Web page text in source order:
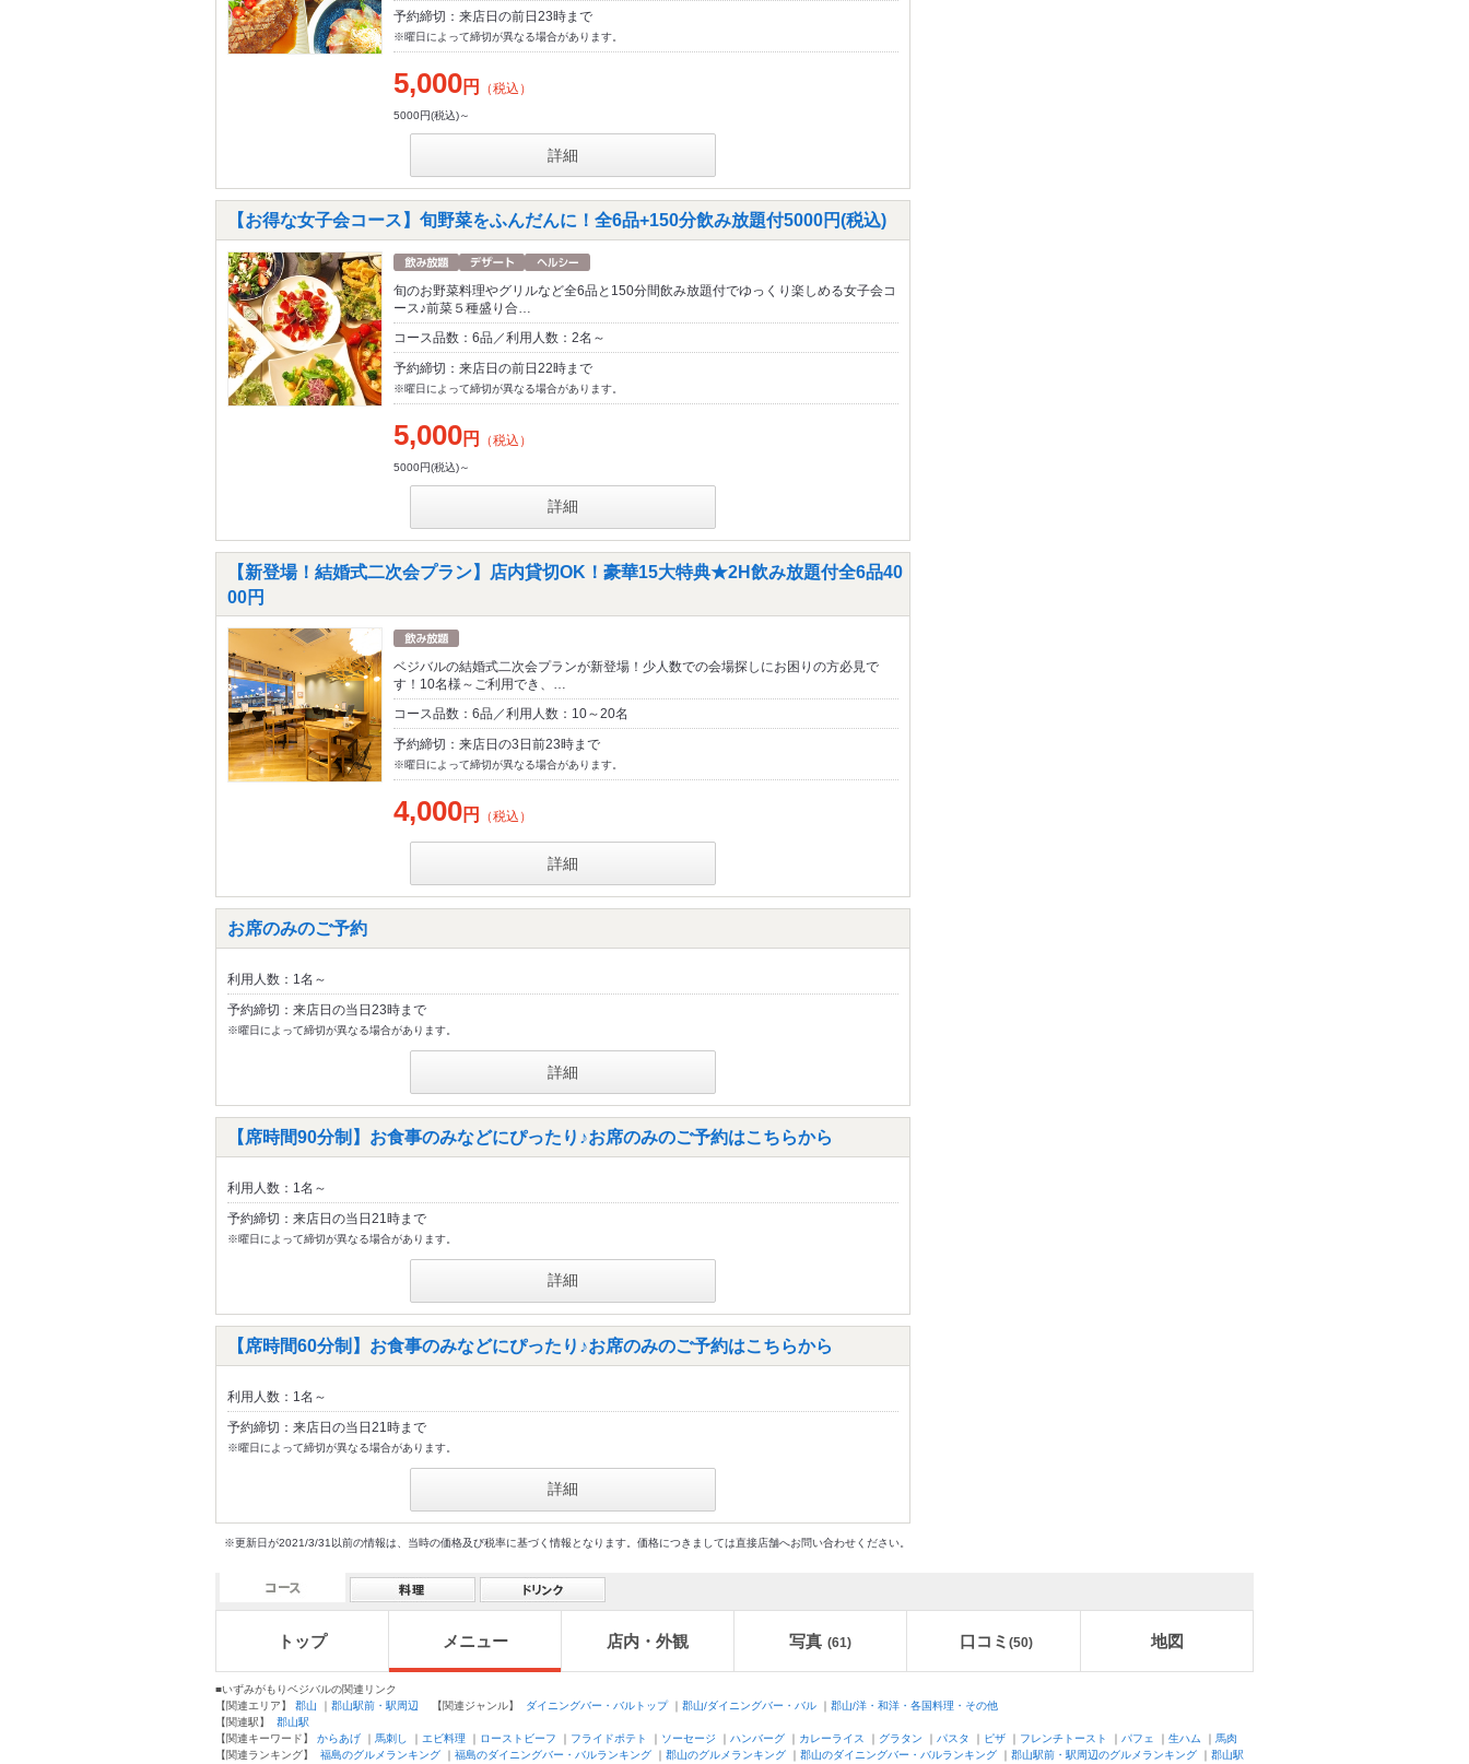
予約締切：来店日の前日23時まで
※曜日によって締切が異なる場合があります。
5,000円 （税込）
5000円(税込)～
詳細
【お得な女子会コース】旬野菜をふんだんに！全6品+150分飲み放題付5000円(税込)
旬のお野菜料理やグリルなど全6品と150分間飲み放題付でゆっくり楽しめる女子会コ
ース♪前菜５種盛り合…
コース品数：6品／利用人数：2名～
予約締切：来店日の前日22時まで
※曜日によって締切が異なる場合があります。
5,000円 （税込）
5000円(税込)～
詳細
【新登場！結婚式二次会プラン】店内貸切OK！豪華15大特典★2H飲み放題付全6品40
00円
ベジバルの結婚式二次会プランが新登場！少人数での会場探しにお困りの方必見で
す！10名様～ご利用でき、…
コース品数：6品／利用人数：10～20名
予約締切：来店日の3日前23時まで
※曜日によって締切が異なる場合があります。
4,000円 （税込）
詳細
お席のみのご予約
利用人数：1名～
予約締切：来店日の当日23時まで
※曜日によって締切が異なる場合があります。
詳細
【席時間90分制】お食事のみなどにぴったり♪お席のみのご予約はこちらから
利用人数：1名～
予約締切：来店日の当日21時まで
※曜日によって締切が異なる場合があります。
詳細
【席時間60分制】お食事のみなどにぴったり♪お席のみのご予約はこちらから
利用人数：1名～
予約締切：来店日の当日21時まで
※曜日によって締切が異なる場合があります。
詳細
※更新日が2021/3/31以前の情報は、当時の価格及び税率に基づく情報となります。価格につきましては直接店舗へお問い合わせください。
トップ メニュー 店内・外観 写真 (61) 口コミ (50) 地図
■いずみがもりベジバルの関連リンク
【関連エリア】 郡山 ｜ 郡山駅前・駅周辺 【関連ジャンル】 ダイニングバー・バルトップ｜ 郡山/ダイニングバー・バル ｜ 郡山/洋・和洋・各国料理・その他
【関連駅】 郡山駅
【関連キーワード】 からあげ ｜ 馬刺し ｜ エビ料理 ｜ ローストビーフ ｜ フライドポテト ｜ ソーセージ ｜ ハンバーグ ｜ カレーライス ｜ グラタン ｜ パスタ ｜ ピザ ｜ フレンチトースト ｜ パフェ ｜ 生ハム ｜ 馬肉
【関連ランキング】 福島のグルメランキング ｜ 福島のダイニングバー・バルランキング ｜ 郡山のグルメランキング ｜ 郡山のダイニングバー・バルランキング ｜ 郡山駅前・駅周辺のグルメランキング ｜ 郡山駅